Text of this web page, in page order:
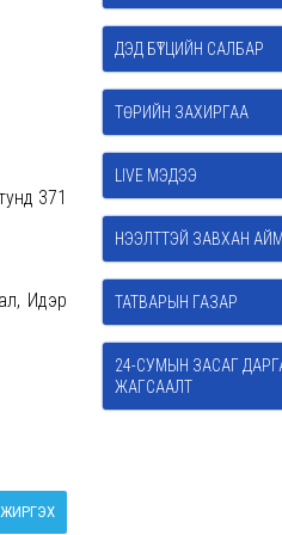
371
Идэр
ДЭД БҮТЦИЙН САЛБАР
ТӨРИЙН ЗАХИРГАА
LIVE МЭДЭЭ
НЭЭЛТТЭЙ ЗАВХАН
ТАТВАРЫН ГАЗАР
24-СУМЫН ЗАСАГ
ЖАГСААЛТ